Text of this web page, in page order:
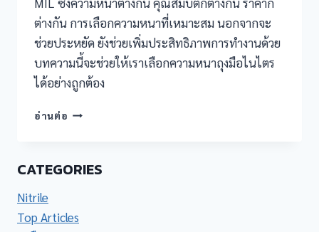
ต่างกัน การเลือกความหนาที่เหมาะสม นอกจากจะ
ช่วยประหยัด ยังช่วยเพิ่มประสิทธิภาพการทำงานด้วย
บทความนี้จะช่วยให้เราเลือกความหนาถุงมือไนไตร
ได้อย่างถูกต้อง
อ่านต่อ ถุงมือ
เลือก
หนา
ไหน
CATEGORIES
Nitrile
Top Articles